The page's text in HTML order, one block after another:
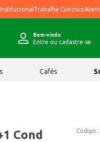
Institucional Trabalhe Conosco
Bem-vindo
Entre ou cadastre-se
Cafés
Código:
Cond